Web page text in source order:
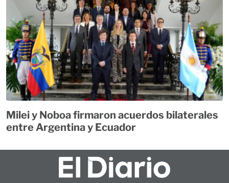
Milei y Noboa firmaron acuerdos bilaterales
entre Argentina y Ecuador